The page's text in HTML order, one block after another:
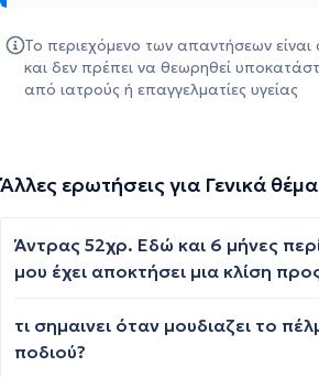
Το περιεχόμενο των απαντήσεων
και δεν πρέπει να θεωρηθεί
από ιατρούς ή επαγγελματίες υγείας
Άλλες ερωτήσεις για Γενικά
Άντρας 52χρ. Εδώ και 6 μήνες
μου έχει αποκτήσει μια κλίση
τι σημαινει όταν μουδιαζει το
ποδιού?